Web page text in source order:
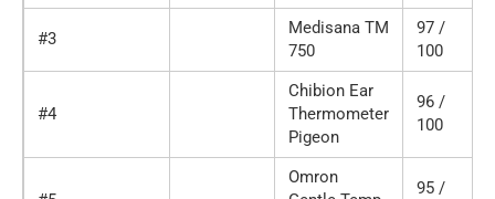
#3
Medisana TM
750
97 /
100
#4
Chibion Ear
Thermometer
Pigeon
96 /
100
Omron
95 /